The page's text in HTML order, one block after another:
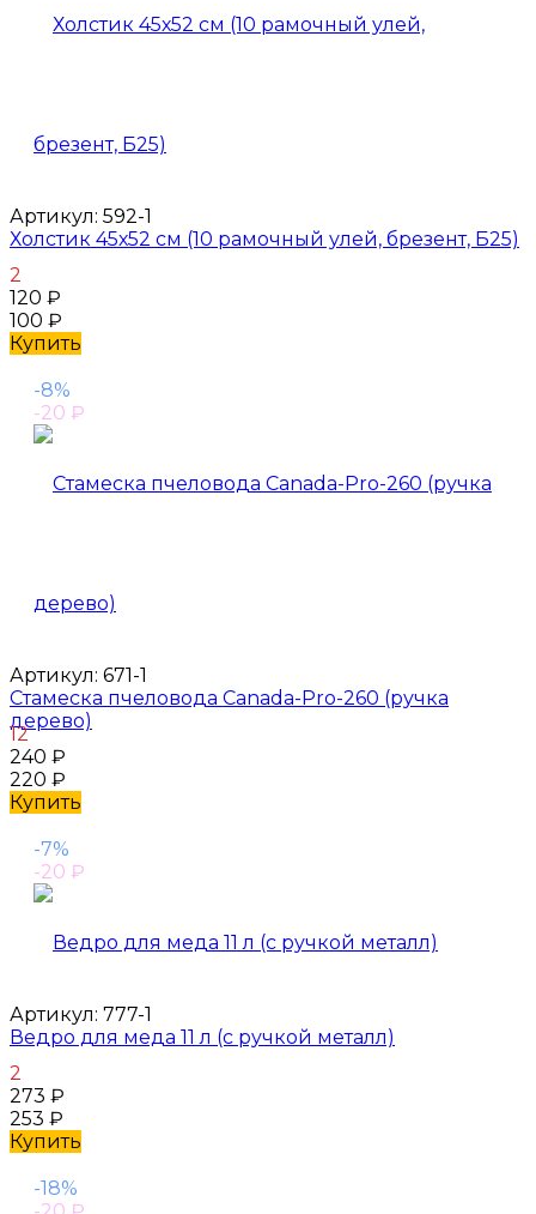
Артикул: 592-1
Холстик 45х52 см (10 рамочный улей, брезент, Б25)
2
120 ₽
100 ₽
Купить
-8%
-20 ₽
Артикул: 671-1
Стамеска пчеловода Canada-Pro-260 (ручка
дерево)
12
240 ₽
220 ₽
Купить
-7%
-20 ₽
Артикул: 777-1
Ведро для меда 11 л (с ручкой металл)
2
273 ₽
253 ₽
Купить
-18%